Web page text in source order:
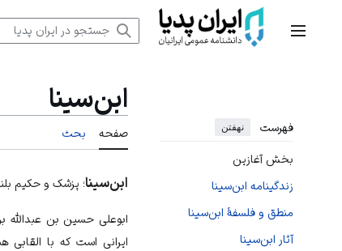
منوی اصلی
فهرست نهفتن
بخش آغازین
زندگینامه ابن‌سینا
منطق و فلسفهٔ ابن‌سینا
آثار ابن‌سینا
ابن‌سینا
صفحه بحث
ابن‌سینا؛ پزشک و حکیم
ایرانی است که با